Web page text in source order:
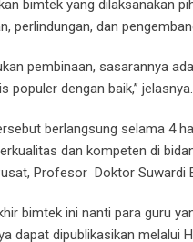
bimtek yang dilaksanakan
perlindungan, dan
pembinaan, sasarannya
populer dengan baik,” jelasnya.
berlangsung selama 4
dan kompeten di
Profesor Doktor Suwardi
bimtek ini nanti para guru
dapat dipublikasikan melalui